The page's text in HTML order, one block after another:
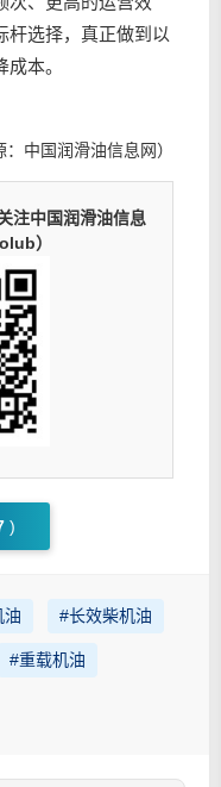
杆选择，真正做到以
本。
：中国润滑油信息网）
注中国润滑油信息
）
)
油 #长效柴机油
#重载机油